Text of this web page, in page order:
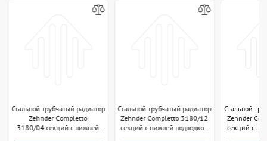
Стальной трубчатый радиатор
Zehnder Completto
3180/04 секций с нижней
Стальной трубчатый радиатор
Zehnder Completto 3180/12
секций с нижней подводкой
Стальной
Zehnder
секций с